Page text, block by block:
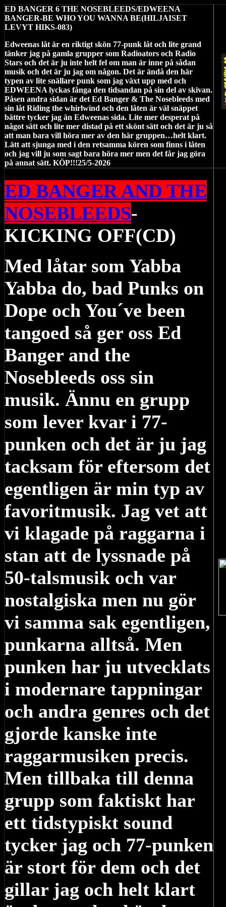
ED BANGER 6 THE NOSEBLEEDS/EDWEENA
BANGER-BE WHO YOU WANNA BE(HILJAISET
LEVYT HIKS-083)
Edweenas låt är en riktigt skön 77-punk låt och lite grand
tänker jag på gamla grupper som Radioators och Radio
Stars och det är ju inte helt fel om man är inne på sådan
musik och det är ju jag om någon. Det är ändå den här
typen av lite snällare punk som jag växt upp med och
EDWEENA lyckas fånga den tidsandan på sin del av skivan.
Påsen andra sidan är det Ed Banger & The Nosebleeds med
sin låt Riding the whirlwind och den låten är väl snäppet
bättre tycker jag än Edweenas sida. Lite mer desperat på
något sätt och lite mer distad på ett skönt sätt och det är ju så
att man bara vill höra mer av den här gruppen…helt klart.
Lätt att sjunga med i den retsamma kören som finns i låten
och jag vill ju som sagt bara höra mer men det får jag göra
på annat sätt. KÖP!!!25/5-2026
ED BANGER AND THE
NOSEBLEEDS-
KICKING OFF(CD)
Med låtar som Yabba
Yabba do, bad Punks on
Dope och You´ve been
tangoed så ger oss Ed
Banger and the
Nosebleeds oss sin
musik. Ännu en grupp
som lever kvar i 77-
punken och det är ju jag
tacksam för eftersom det
egentligen är min typ av
favoritmusik. Jag vet att
vi klagade på raggarna i
stan att de lyssnade på
50-talsmusik och var
nostalgiska men nu gör
vi samma sak egentligen,
punkarna alltså. Men
punken har ju utvecklats
i modernare tappningar
och andra genres och det
gjorde kanske inte
raggarmusiken precis.
Men tillbaka till denna
grupp som faktiskt har
ett tidstypiskt sound
tycker jag och 77-punken
är stort för dem och det
gillar jag och helt klart